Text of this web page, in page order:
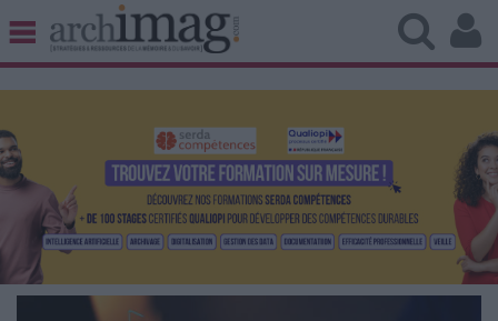
BIBLIOTHÈQUE ÉDITION
UNIVERS DATA
TRAVAIL COLLABORATIF
VIE NUMÉRIQUE
NUMÉRIQUE RESPONSABLE